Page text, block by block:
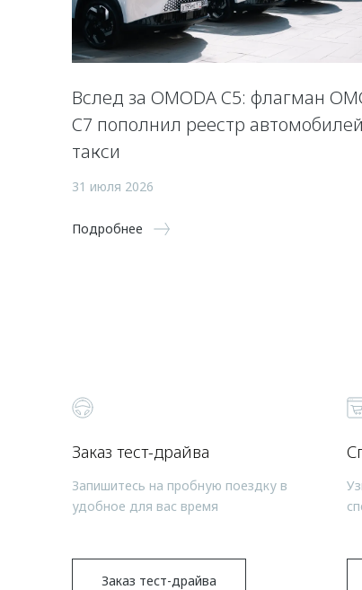
Вслед за OMODA C5: флагман
C7 пополнил реестр
такси
31 июля 2026
Подробнее
Заказ тест-драйва
Запишитесь на пробную поездку в
удобное для вас время
Заказ тест-драйва